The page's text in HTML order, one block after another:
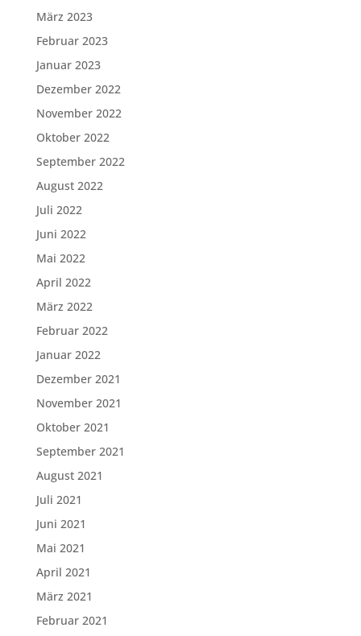
März 2023
Februar 2023
Januar 2023
Dezember 2022
November 2022
Oktober 2022
September 2022
August 2022
Juli 2022
Juni 2022
Mai 2022
April 2022
März 2022
Februar 2022
Januar 2022
Dezember 2021
November 2021
Oktober 2021
September 2021
August 2021
Juli 2021
Juni 2021
Mai 2021
April 2021
März 2021
Februar 2021